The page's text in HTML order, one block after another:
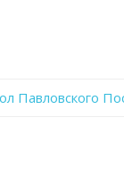
Павловского